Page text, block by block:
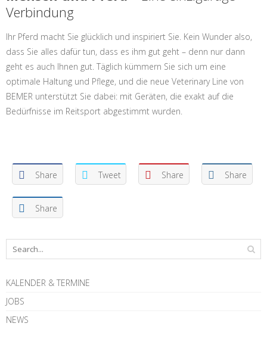
Verbindung
Ihr Pferd macht Sie glücklich und inspiriert Sie. Kein Wunder also,
dass Sie alles dafür tun, dass es ihm gut geht – denn nur dann
geht es auch Ihnen gut. Täglich kümmern Sie sich um eine
optimale Haltung und Pflege, und die neue Veterinary Line von
BEMER unterstützt Sie dabei: mit Geräten, die exakt auf die
Bedürfnisse im Reitsport abgestimmt wurden.
Share Tweet Share Share
Share
KALENDER & TERMINE
JOBS
NEWS